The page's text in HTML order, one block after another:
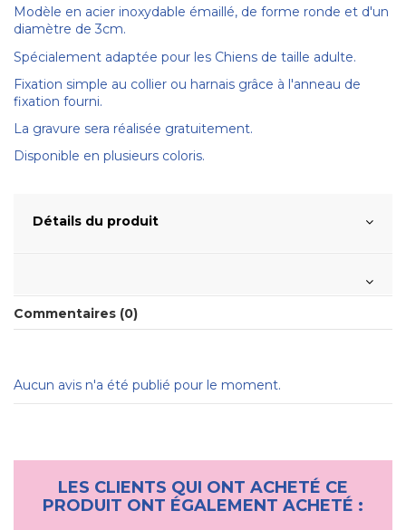
Modèle en acier inoxydable émaillé, de forme ronde et d'un
diamètre de 3cm.
Spécialement adaptée pour les Chiens de taille adulte.
Fixation simple au collier ou harnais grâce à l'anneau de
fixation fourni.
La gravure sera réalisée gratuitement.
Disponible en plusieurs coloris.
Détails du produit
Commentaires (0)
Aucun avis n'a été publié pour le moment.
LES CLIENTS QUI ONT ACHETÉ CE
PRODUIT ONT ÉGALEMENT ACHETÉ :